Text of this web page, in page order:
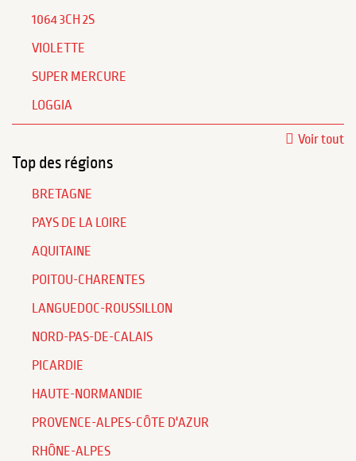
1064 3CH 2S
VIOLETTE
SUPER MERCURE
LOGGIA
Voir tout
Top des régions
BRETAGNE
PAYS DE LA LOIRE
AQUITAINE
POITOU-CHARENTES
LANGUEDOC-ROUSSILLON
NORD-PAS-DE-CALAIS
PICARDIE
HAUTE-NORMANDIE
PROVENCE-ALPES-CÔTE D'AZUR
RHÔNE-ALPES